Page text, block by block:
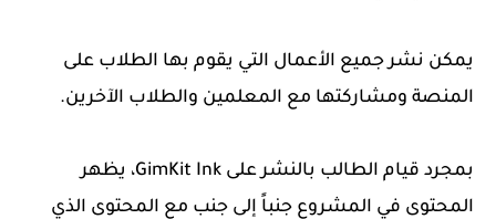
يمكن نشر جميع الأعمال التي يقوم بها الطلاب على
المنصة ومشاركتها مع المعلمين والطلاب الآخرين.
بمجرد قيام الطالب بالنشر على GimKit Ink، يظهر
المحتوى في المشروع جنباً إلى جنب مع المحتوى الذي